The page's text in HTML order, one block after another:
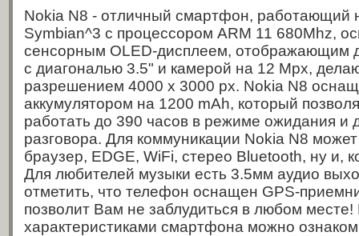
Nokia N8 - отличный смартфон, работающий
Symbian^3 с процессором ARM 11 680Mhz,
сенсорным OLED-дисплеем, отображающим
с диагональю 3.5" и камерой на 12 Mpx,
разрешением 4000 x 3000 px. Nokia N8
аккумулятором на 1200 mAh, который
работать до 390 часов в режиме ожидания и
разговора. Для коммуникации Nokia N8
браузер, EDGE, WiFi, стерео Bluetooth, ну и,
Для любителей музыки есть 3.5мм аудио
отметить, что телефон оснащен GPS-
позволит Вам не заблудиться в любом
характеристиками смартфона можно